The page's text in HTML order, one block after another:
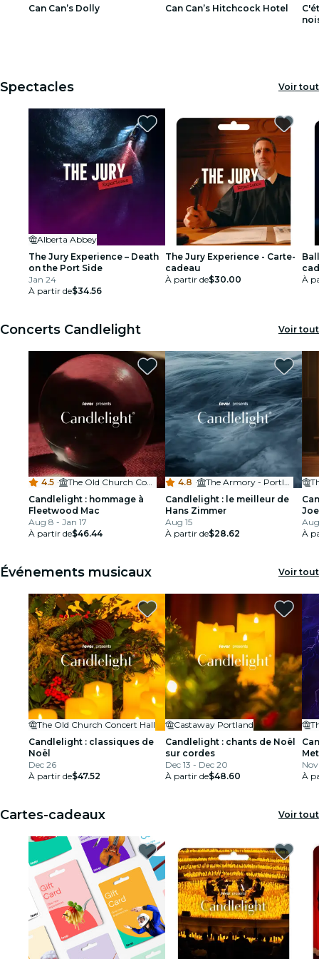
restaurants
Can Can’s Dolly Can Can’s Hitchcock Hotel
Spectacles Voir tout
Alberta Abbey
The Jury Experience – Death
on the Port Side
Jan 24
À partir de$34.56
The Jury Experience - Carte-
cadeau
À partir de$30.00
À
Concerts Candlelight Voir tout
4.5 ·
The Old Church Concert Hall
Candlelight : hommage à
Fleetwood Mac
Aug 8 - Jan 17
À partir de$46.44
4.8 ·
The Armory - Portland
Candlelight : le meilleur de
Hans Zimmer
Aug 15
À partir de$28.62
Aug
À
Événements musicaux Voir tout
The Old Church Concert Hall
Candlelight : classiques de
Noël
Dec 26
À partir de$47.52
Castaway Portland
Candlelight : chants de Noël
sur cordes
Dec 13 - Dec 20
À partir de$48.60
À
Cartes-cadeaux Voir tout